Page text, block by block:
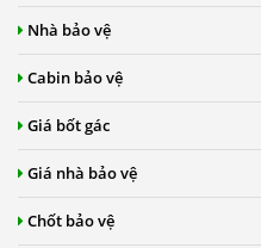
Nhà bảo vệ
Cabin bảo vệ
Giá bốt gác
Giá nhà bảo vệ
Chốt bảo vệ